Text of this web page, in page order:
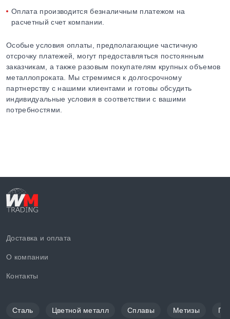
Оплата производится безналичным платежом на
расчетный счет компании.
Особые условия оплаты, предполагающие частичную
отсрочку платежей, могут предоставляться постоянным
заказчикам, а также разовым покупателям крупных объемов
металлопроката. Мы стремимся к долгосрочному
партнерству с нашими клиентами и готовы обсудить
индивидуальные условия в соответствии с вашими
потребностями.
Доставка и оплата
О компании
Контакты
Сталь Цветной металл Сплавы Метизы